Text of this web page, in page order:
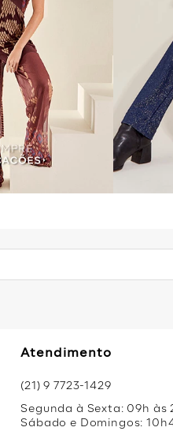
Atendimento
(21) 9 7723-1429
Segunda à Sexta: 09h às
Sábado e Domingos: